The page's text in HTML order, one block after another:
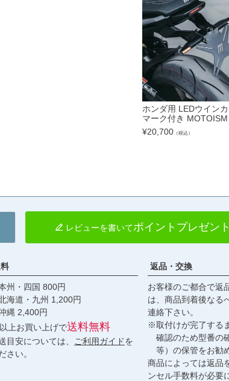
ホンダ用 LEDウイン
マーク付き MOTOISM
¥20,700（税込）
レビューを書いてポイントプレゼント
州・四国 800円
・九州 1,200円
円
上お買い上げで送料無料
目安については、 ご利用ガイドを
さい。
返品・交換
お客様のご都合で返
は、商品到着後なる
連絡下さい。
※取付けが完了する
確認のため型番の
等）の保管をお勧
商品によっては返品
ンセル手数料が必要